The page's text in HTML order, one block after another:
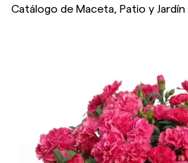
Catálogo de Maceta, Patio y Jardín